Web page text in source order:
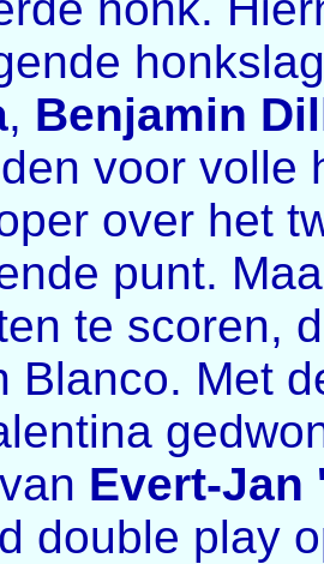
, Benjamin
voor volle
over het
punt.
te scoren,
Blanco. Met
Evert-Jan
double play